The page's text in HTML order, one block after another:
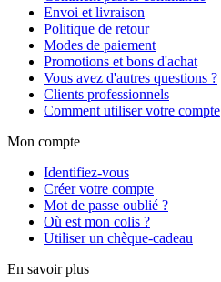
Envoi et livraison
Politique de retour
Modes de paiement
Promotions et bons d'achat
Vous avez d'autres questions ?
Clients professionnels
Comment utiliser votre compte
Mon compte
Identifiez-vous
Créer votre compte
Mot de passe oublié ?
Où est mon colis ?
Utiliser un chèque-cadeau
En savoir plus